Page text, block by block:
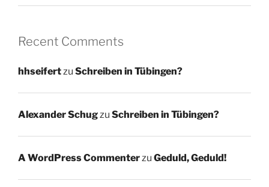
Recent Comments
hhseifert zu Schreiben in Tübingen?
Alexander Schug zu Schreiben in Tübingen?
A WordPress Commenter zu Geduld, Geduld!